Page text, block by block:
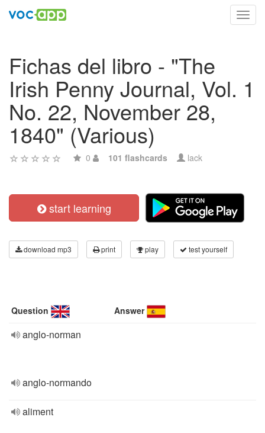
Fichas del libro - "The
Irish Penny Journal, Vol. 1
No. 22, November 28,
1840" (Various)
0 101 flashcards lack
start learning
download mp3 print play test yourself
Question Answer
anglo-norman
anglo-normando
aliment